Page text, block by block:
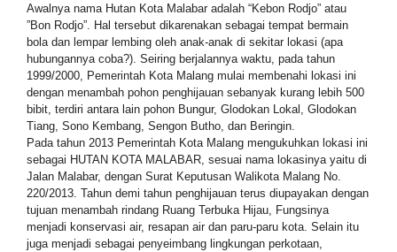
Awalnya nama Hutan Kota Malabar adalah “Kebon Rodjo” atau
”Bon Rodjo”. Hal tersebut dikarenakan sebagai tempat bermain
bola dan lempar lembing oleh anak-anak di sekitar lokasi (apa
hubungannya coba?). Seiring berjalannya waktu, pada tahun
1999/2000, Pemerintah Kota Malang mulai membenahi lokasi ini
dengan menambah pohon penghijauan sebanyak kurang lebih 500
bibit, terdiri antara lain pohon Bungur, Glodokan Lokal, Glodokan
Tiang, Sono Kembang, Sengon Butho, dan Beringin.
Pada tahun 2013 Pemerintah Kota Malang mengukuhkan lokasi ini
sebagai HUTAN KOTA MALABAR, sesuai nama lokasinya yaitu di
Jalan Malabar, dengan Surat Keputusan Walikota Malang No.
220/2013. Tahun demi tahun penghijauan terus diupayakan dengan
tujuan menambah rindang Ruang Terbuka Hijau, Fungsinya
menjadi konservasi air, resapan air dan paru-paru kota. Selain itu
juga menjadi sebagai penyeimbang lingkungan perkotaan,